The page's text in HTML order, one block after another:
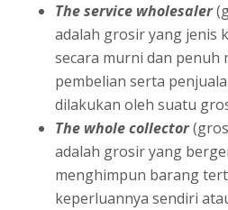
The service wholesaler
adalah grosir yang jenis
secara murni dan penuh
pembelian serta
dilakukan oleh suatu
The whole collector
adalah grosir yang
menghimpun barang
keperluannya sendiri